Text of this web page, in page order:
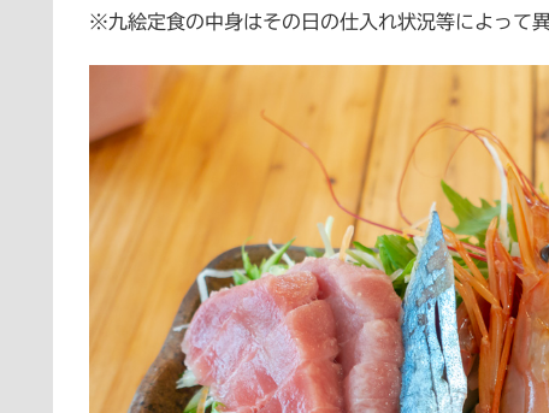
※九絵定食の中身はその日の仕入れ状況等によって異